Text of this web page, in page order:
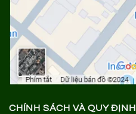
CHÍNH SÁCH VÀ QUY ĐỊNH